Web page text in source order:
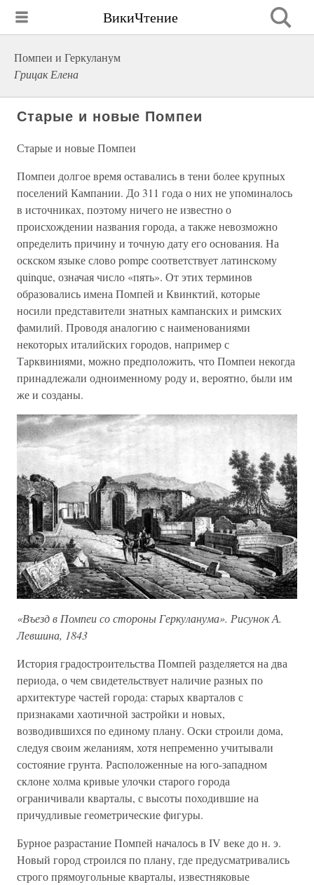
ВикиЧтение
Помпеи и Геркуланум
Грицак Елена
Старые и новые Помпеи
Старые и новые Помпеи
Помпеи долгое время оставались в тени более крупных
поселений Кампании. До 311 года о них не упоминалось
в источниках, поэтому ничего не известно о
происхождении названия города, а также невозможно
определить причину и точную дату его основания. На
оскском языке слово pompe соответствует латинскому
quinque, означая число «пять». От этих терминов
образовались имена Помпей и Квинктий, которые
носили представители знатных кампанских и римских
фамилий. Проводя аналогию с наименованиями
некоторых италийских городов, например с
Тарквиниями, можно предположить, что Помпеи некогда
принадлежали одноименному роду и, вероятно, были им
же и созданы.
«Въезд в Помпеи со стороны Геркуланума». Рисунок А.
Левшина, 1843
История градостроительства Помпей разделяется на два
периода, о чем свидетельствует наличие разных по
архитектуре частей города: старых кварталов с
признаками хаотичной застройки и новых,
возводившихся по единому плану. Оски строили дома,
следуя своим желаниям, хотя непременно учитывали
состояние грунта. Расположенные на юго-западном
склоне холма кривые улочки старого города
ограничивали кварталы, с высоты походившие на
причудливые геометрические фигуры.
Бурное разрастание Помпей началось в IV веке до н. э.
Новый город строился по плану, где предусматривались
строго прямоугольные кварталы, известняковые